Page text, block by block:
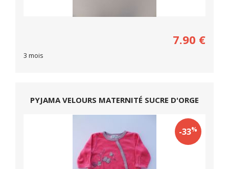
7.90 €
3 mois
PYJAMA VELOURS MATERNITÉ SUCRE D'ORGE
-33%